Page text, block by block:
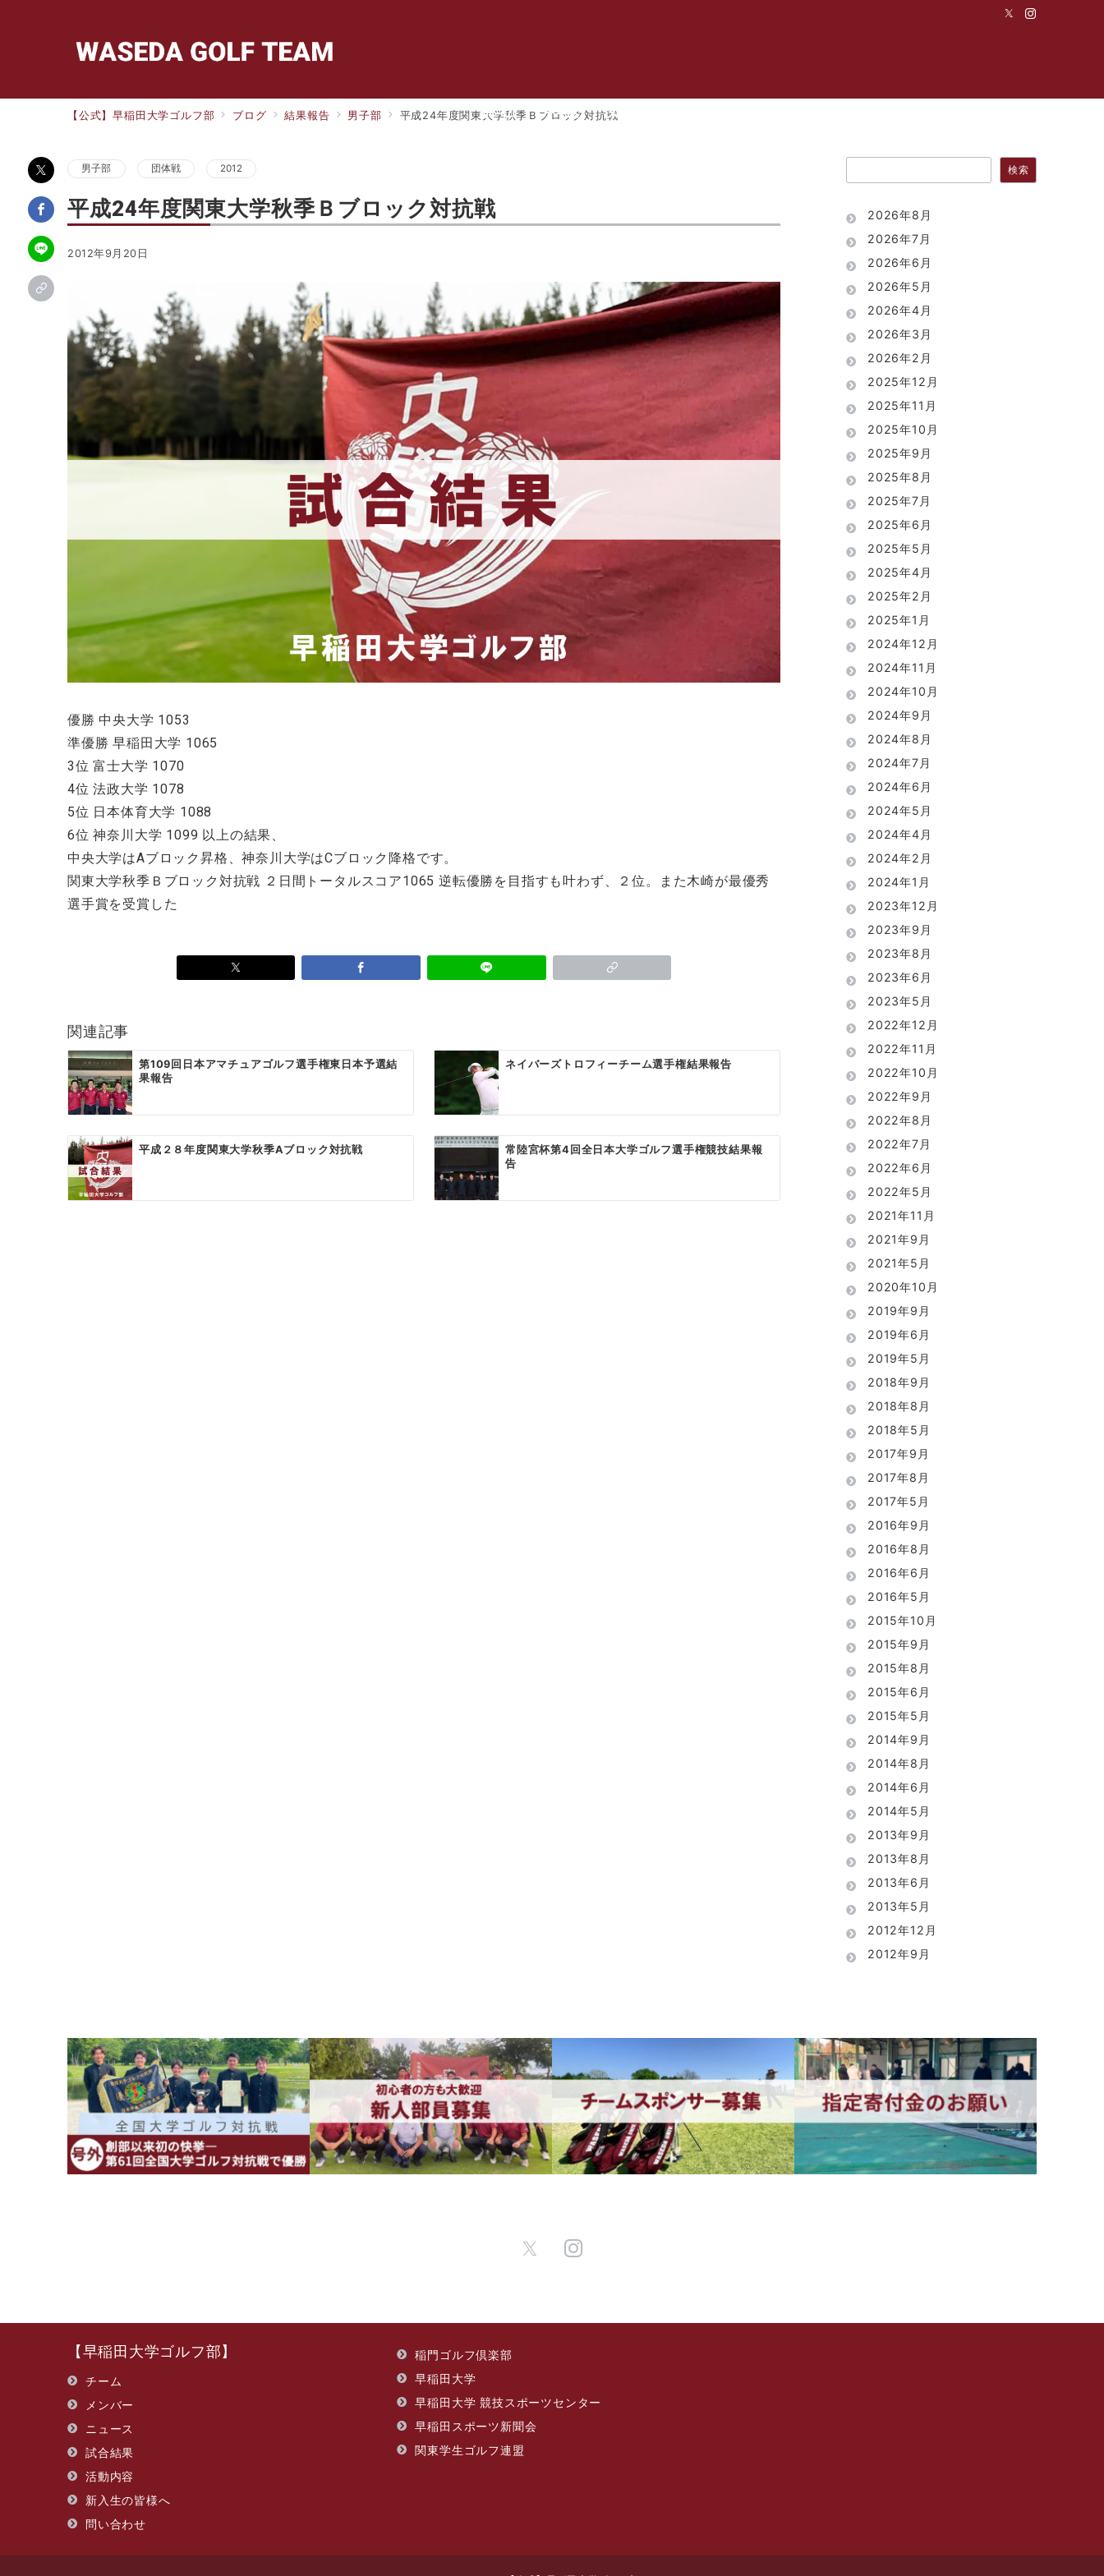
ホーム チーム メンバー
【公式】早稲田大学ゴルフ部 ブログ 結果報告 男子部 平成24年度関東大学秋季Ｂブロック対抗戦
男子部 団体戦 2012
平成24年度関東大学秋季Ｂブロック対抗戦
2012年9月20日
優勝 中央大学 1053
準優勝 早稲田大学 1065
3位 富士大学 1070
4位 法政大学 1078
5位 日本体育大学 1088
6位 神奈川大学 1099 以上の結果、
中央大学はAブロック昇格、神奈川大学はCブロック降格です。
関東大学秋季Ｂブロック対抗戦 ２日間トータルスコア1065 逆転優勝を目指すも叶わず、２位。また木崎が最優秀
選手賞を受賞した
関連記事
第109回日本アマチュアゴルフ選手権東日本予選結
果報告
ネイバーズトロフィーチーム選手権結果報告
平成２８年度関東大学秋季Aブロック対抗戦
常陸宮杯第4回全日本大学ゴルフ選手権競技結果報
告
検索
2026年8月
2026年7月
2026年6月
2026年5月
2026年4月
2026年3月
2026年2月
2025年12月
2025年11月
2025年10月
2025年9月
2025年8月
2025年7月
2025年6月
2025年5月
2025年4月
2025年2月
2025年1月
2024年12月
2024年11月
2024年10月
2024年9月
2024年8月
2024年7月
2024年6月
2024年5月
2024年4月
2024年2月
2024年1月
2023年12月
2023年9月
2023年8月
2023年6月
2023年5月
2022年12月
2022年11月
2022年10月
2022年9月
2022年8月
2022年7月
2022年6月
2022年5月
2021年11月
2021年9月
2021年5月
2020年10月
2019年9月
2019年6月
2019年5月
2018年9月
2018年8月
2018年5月
2017年9月
2017年8月
2017年5月
2016年9月
2016年8月
2016年6月
2016年5月
2015年10月
2015年9月
2015年8月
2015年6月
2015年5月
2014年9月
2014年8月
2014年6月
2014年5月
2013年9月
2013年8月
2013年6月
2013年5月
2012年12月
2012年9月
【早稲田大学ゴルフ部】
チーム
メンバー
ニュース
試合結果
活動内容
新入生の皆様へ
問い合わせ
​稲門ゴルフ倶楽部
早稲田大学
早稲田大学 競技スポーツセンター
早稲田スポーツ新聞会
関東学生ゴルフ連盟